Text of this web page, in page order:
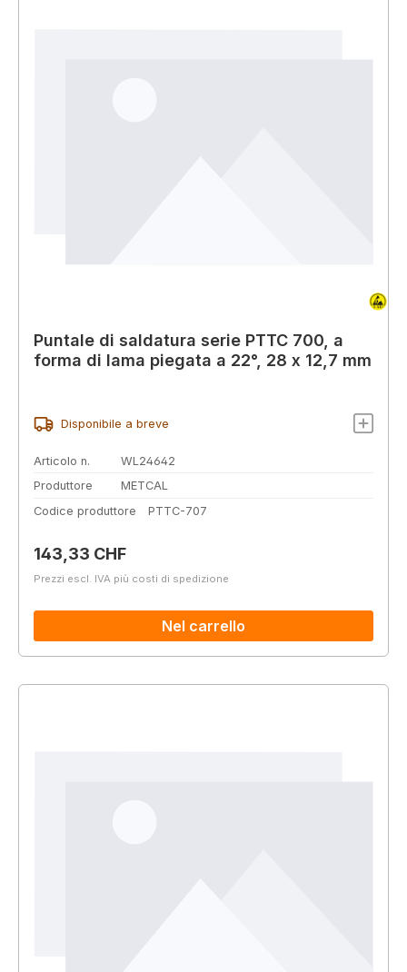
Puntale di saldatura serie PTTC 700, a
forma di lama piegata a 22°, 28 x 12,7 mm
Disponibile a breve
Articolo n.
WL24642
Produttore
METCAL
Codice produttore
PTTC-707
Prezzo normale:
143,33 CHF
Prezzi escl. IVA più costi di spedizione
Nel carrello